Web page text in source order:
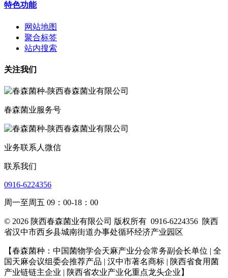
特色功能
网站地图
聚合标签
站内搜索
关注我们
春森菌业服务号
业务联系人微信
联系我们
0916-6224356
周一至周五 09：00-18：00
© 2026 陕西春森菌业有限公司 版权所有 0916-6224356 陕西
省汉中市西乡县城南街道办事处循环经济产业园区
【春森菌种：中国菌物学会天麻产业分会常务副会长单位 | 全
国天麻会议组委会推荐产品 | 汉中市著名商标 | 陕西省食用菌
产业链链主企业 | 陕西省农业产业化重点龙头企业 】